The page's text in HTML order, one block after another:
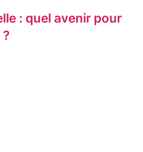
: quel avenir pour